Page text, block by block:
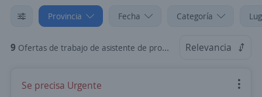
Provincia Fecha Categoría
9 Ofertas de trabajo de asistente de produccion en Espinar, Cusco Relevancia
Se precisa Urgente